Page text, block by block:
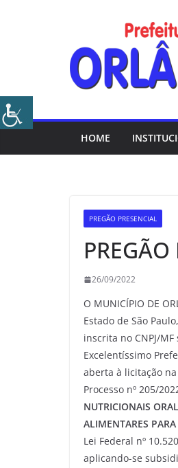
HOME
PREGÃO PRESENCIAL
26/09/2022
O MUNICÍPIO DE
Estado de São
inscrita no CNPJ/
Excelentíssimo
aberta à licitação na
Processo nº 205/
NUTRICIONAIS
ALIMENTARES
Lei Federal nº
aplicando-se